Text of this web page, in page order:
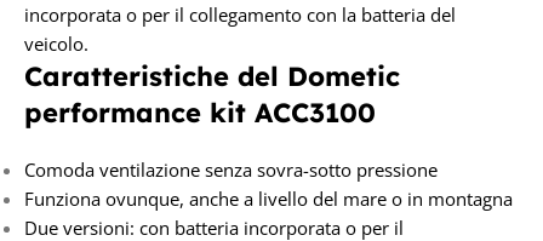
incorporata o per il collegamento con la batteria del
veicolo.
Caratteristiche del Dometic
performance kit ACC3100
Comoda ventilazione senza sovra-sotto pressione
Funziona ovunque, anche a livello del mare o in montagna
Due versioni: con batteria incorporata o per il